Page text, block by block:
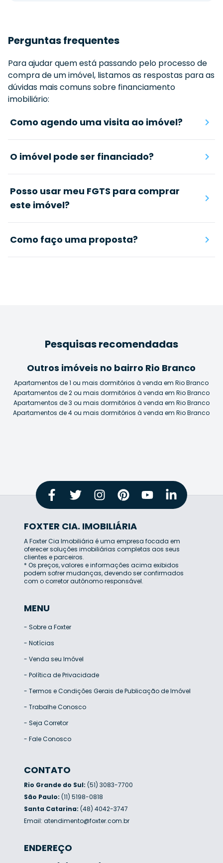
Perguntas frequentes
Para ajudar quem está passando pelo processo de
compra de um imóvel, listamos as respostas para as
dúvidas mais comuns sobre financiamento
imobiliário:
Como agendo uma visita ao imóvel?
O imóvel pode ser financiado?
Posso usar meu FGTS para comprar
este imóvel?
Como faço uma proposta?
Pesquisas recomendadas
Outros imóveis no bairro Rio Branco
Apartamentos de 1 ou mais dormitórios à venda em Rio Branco
Apartamentos de 2 ou mais dormitórios à venda em Rio Branco
Apartamentos de 3 ou mais dormitórios à venda em Rio Branco
Apartamentos de 4 ou mais dormitórios à venda em Rio Branco
FOXTER CIA. IMOBILIÁRIA
A Foxter Cia Imobiliária é uma empresa focada em
oferecer soluções imobiliárias completas aos seus
clientes e parceiros.
* Os preços, valores e informações acima exibidos
podem sofrer mudanças, devendo ser confirmados
com o corretor autônomo responsável.
MENU
- Sobre a Foxter
- Notícias
- Venda seu Imóvel
- Política de Privacidade
- Termos e Condições Gerais de Publicação de Imóvel
- Trabalhe Conosco
- Seja Corretor
- Fale Conosco
CONTATO
Rio Grande do Sul: (51) 3083-7700
São Paulo: (11) 5198-0818
Santa Catarina: (48) 4042-3747
Email: atendimento@foxter.com.br
ENDEREÇO